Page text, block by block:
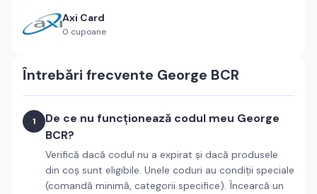
Axi Card
0 cupoane
Întrebări frecvente George BCR
1
De ce nu funcționează codul meu George
BCR?
Verifică dacă codul nu a expirat și dacă produsele
din coș sunt eligibile. Unele coduri au condiții speciale
(comandă minimă, categorii specifice). Încearcă un